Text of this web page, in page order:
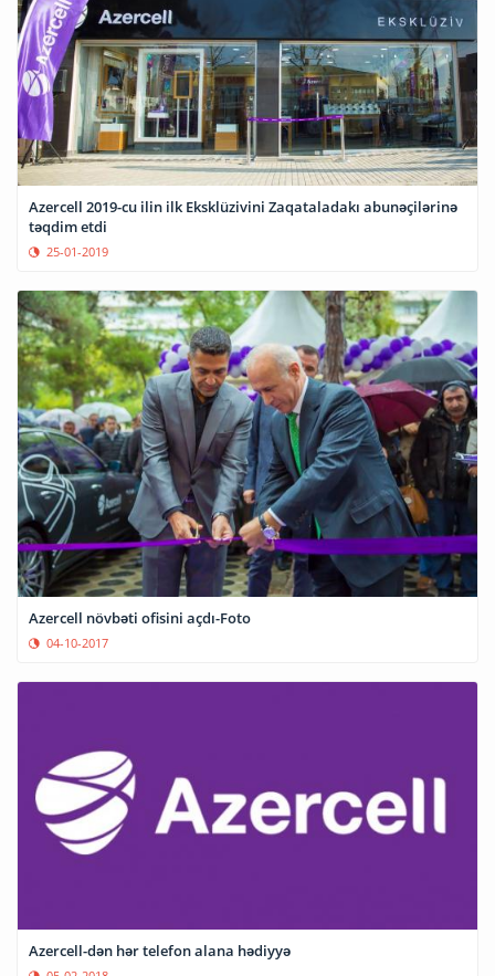
Azercell 2019-cu ilin ilk Eksklüzivini Zaqataladakı abunəçilərinə
təqdim etdi
25-01-2019
Azercell növbəti ofisini açdı-Foto
04-10-2017
Azercell-dən hər telefon alana hədiyyə